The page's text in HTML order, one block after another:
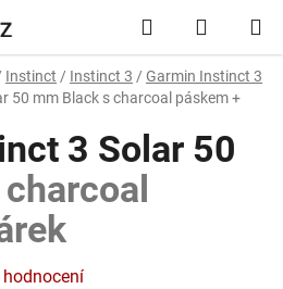
Hledat
KOŠÍK
Instinct / Instinct 3 / Garmin Instinct 3
50 mm Black s charcoal páskem +
3 Solar 50